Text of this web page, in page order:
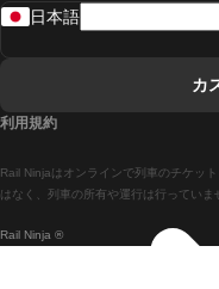
マドリー
マドリー
Rail Ninja ®
Rail Ninjaはオンラインで列車のチケッ
はなく、列車の所有や運行は行っていま
日本語
カ
利用規約